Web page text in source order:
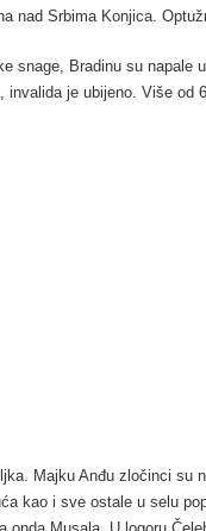
nad Srbima Konjica.
snage, Bradinu su napale
invalida je ubijeno. Više od
Majku Anđu zločinci su
kao i sve ostale u selu